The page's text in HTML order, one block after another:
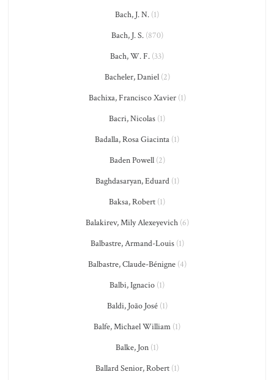
Bach, J. N. (1)
Bach, J. S.(870)
Bach, W. F. (33)
Bacheler, Daniel(2)
Bachixa, Francisco Xavier(1)
Bacri, Nicolas (1)
Badalla, Rosa Giacinta (1)
Baden Powell(2)
Baghdasaryan, Eduard(1)
Baksa, Robert (1)
Balakirev, Mily Alexeyevich(6)
Balbastre, Armand-Louis(1)
Balbastre, Claude-Bénigne(4)
Balbi, Ignacio (1)
Baldi, João José(1)
Balfe, Michael William (1)
Balke, Jon (1)
Ballard Senior, Robert(1)